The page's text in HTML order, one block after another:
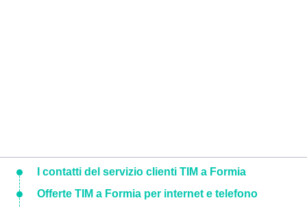
I contatti del servizio clienti TIM a Formia
Offerte TIM a Formia per internet e telefono